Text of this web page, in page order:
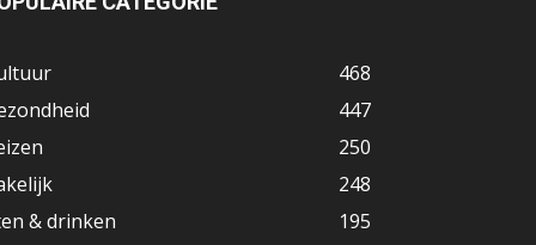
468
447
250
248
& drinken
195